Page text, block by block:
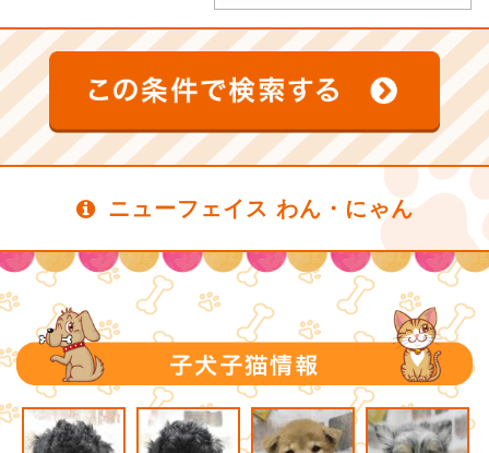
ニューフェイス わん・にゃん